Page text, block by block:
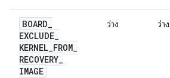
BOARD_
EXCLUDE_
KERNEL_FROM_
RECOVERY_
IMAGE
ว่าง ว่าง